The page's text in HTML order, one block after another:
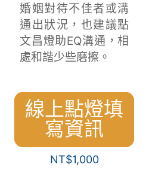
婚姻對待不佳者或溝
通出狀況，也建議點
文昌燈助EQ溝通，相
處和諧少些磨擦。
線上點燈填
寫資訊
NT$1,000